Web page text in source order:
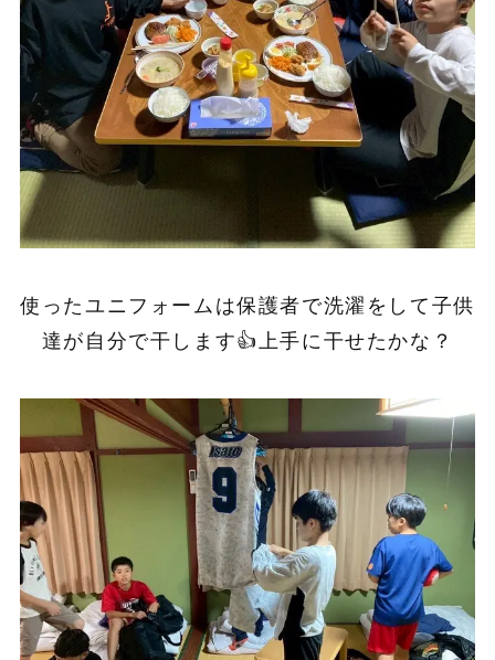
使ったユニフォームは保護者で洗濯をして子供
達が自分で干します👍上手に干せたかな？